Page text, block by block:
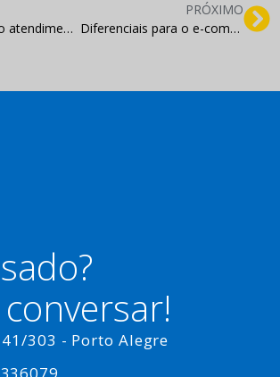
3 vantagens do atendimento digital
PRÓXIMO
Diferenciais para o e-commerce de sucesso
303 - Porto Alegre